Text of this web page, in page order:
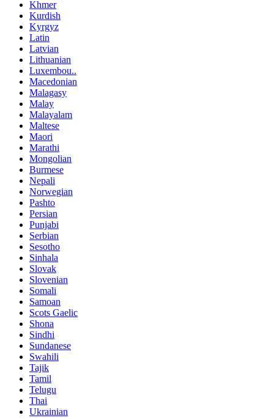
Khmer
Kurdish
Kyrgyz
Latin
Latvian
Lithuanian
Luxembou..
Macedonian
Malagasy
Malay
Malayalam
Maltese
Maori
Marathi
Mongolian
Burmese
Nepali
Norwegian
Pashto
Persian
Punjabi
Serbian
Sesotho
Sinhala
Slovak
Slovenian
Somali
Samoan
Scots Gaelic
Shona
Sindhi
Sundanese
Swahili
Tajik
Tamil
Telugu
Thai
Ukrainian